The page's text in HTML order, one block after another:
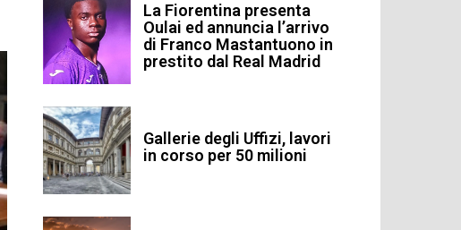
La Fiorentina presenta
Oulai ed annuncia l’arrivo
di Franco Mastantuono in
prestito dal Real Madrid
Gallerie degli Uffizi, lavori
in corso per 50 milioni